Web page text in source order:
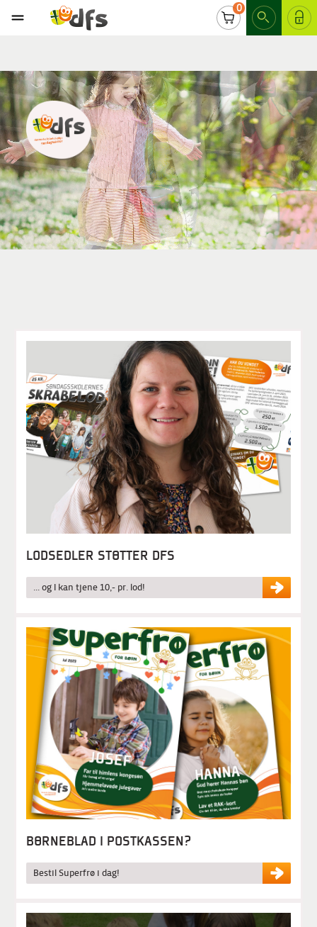
0
LOG IND
DE BEDSTE MATERIALER TIL
FORMIDLING
Læs mere her:
LODSEDLER STØTTER DFS
... og I kan tjene 10,- pr. lod!
BØRNEBLAD I POSTKASSEN?
Bestil Superfrø i dag!